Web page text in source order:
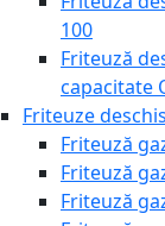
100
Friteuză
capacitate
Friteuze
Friteuză
Friteuză
Friteuză